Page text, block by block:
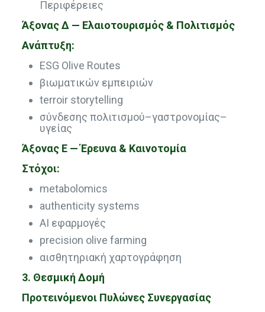
Περιφέρειες
Άξονας Δ — Ελαιοτουρισμός & Πολιτισμός
Ανάπτυξη:
ESG Olive Routes
βιωματικών εμπειριών
terroir storytelling
σύνδεσης πολιτισμού–γαστρονομίας–
υγείας
Άξονας Ε — Έρευνα & Καινοτομία
Στόχοι:
metabolomics
authenticity systems
AI εφαρμογές
precision olive farming
αισθητηριακή χαρτογράφηση
3. Θεσμική Δομή
Προτεινόμενοι Πυλώνες Συνεργασίας